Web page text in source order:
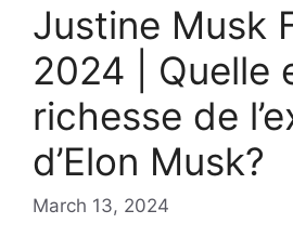
Justine Musk
2024 | Quelle
richesse de
d’Elon Musk?
March 13, 2024